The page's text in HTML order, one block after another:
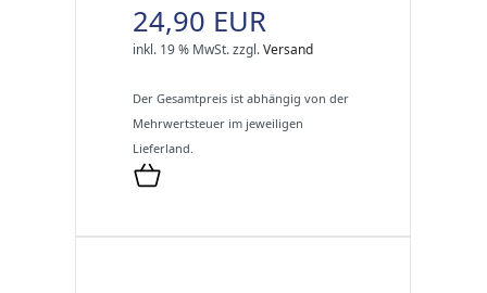
24,90 EUR
inkl. 19 % MwSt.zzgl.Versand
Der Gesamtpreis ist abhängig von der
Mehrwertsteuer im jeweiligen
Lieferland.